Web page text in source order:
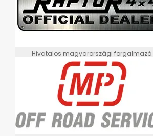
Hivatalos magyarországi forgalmazó.